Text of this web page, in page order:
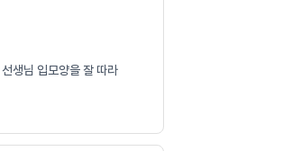
생님 입모양을 잘 따라